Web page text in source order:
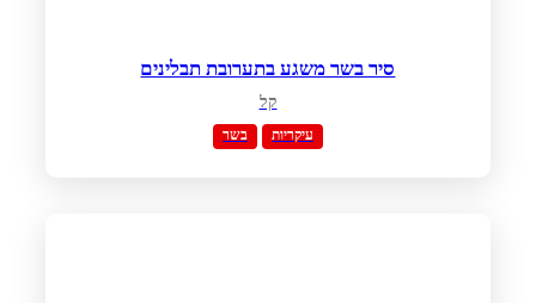
סיר בשר משגע בתערובת תבלינים
קל
בשר עיקריות